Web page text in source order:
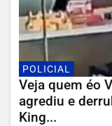
POLICIAL
Veja quem éo
agrediu e
King...